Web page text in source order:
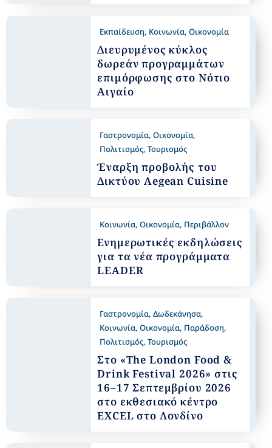
Εκπαίδευση, Κοινωνία,Οικονομία
Διευρυμένος κύκλος
δωρεάν προγραμμάτων
επιμόρφωσης στο Νότιο
Αιγαίο
Γαστρονομία,Οικονομία,
Πολιτισμός,Τουρισμός
Έναρξη προβολής του
Δικτύου Aegean Cuisine
Κοινωνία,Οικονομία, Περιβάλλον
Ενημερωτικές εκδηλώσεις
για τα νέα προγράμματα
LEADER
Γαστρονομία,Δωδεκάνησα,
Κοινωνία,Οικονομία, Παράδοση,
Πολιτισμός,Τουρισμός
Στο «The London Food &
Drink Festival 2026» στις
16–17 Σεπτεμβρίου 2026
στο εκθεσιακό κέντρο
EXCEL στο Λονδίνο